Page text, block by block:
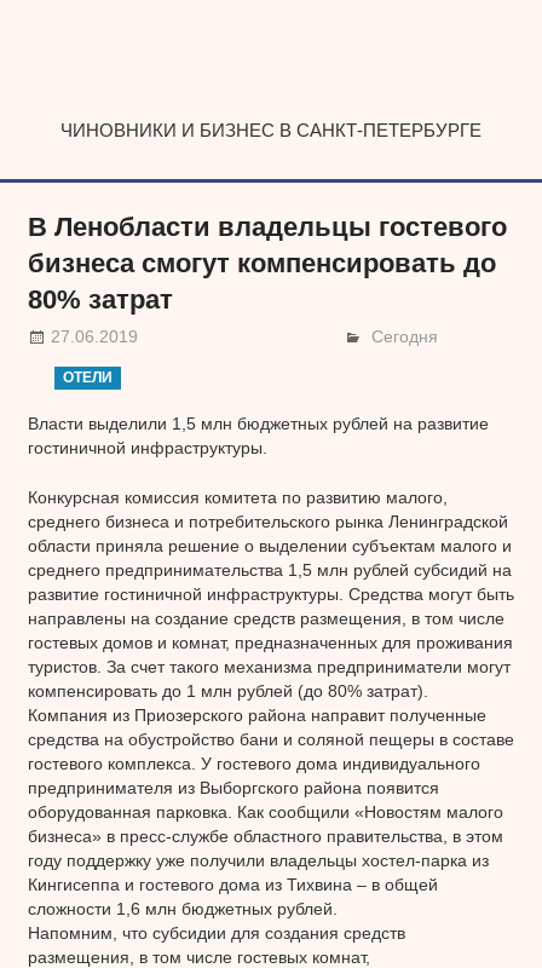
ЧИНОВНИКИ И БИЗНЕС В САНКТ-ПЕТЕРБУРГЕ
В Ленобласти владельцы гостевого
бизнеса смогут компенсировать до
80% затрат
27.06.2019 Сегодня
ОТЕЛИ
Власти выделили 1,5 млн бюджетных рублей на развитие
гостиничной инфраструктуры.
Конкурсная комиссия комитета по развитию малого,
среднего бизнеса и потребительского рынка Ленинградской
области приняла решение о выделении субъектам малого и
среднего предпринимательства 1,5 млн рублей субсидий на
развитие гостиничной инфраструктуры. Средства могут быть
направлены на создание средств размещения, в том числе
гостевых домов и комнат, предназначенных для проживания
туристов. За счет такого механизма предприниматели могут
компенсировать до 1 млн рублей (до 80% затрат).
Компания из Приозерского района направит полученные
средства на обустройство бани и соляной пещеры в составе
гостевого комплекса. У гостевого дома индивидуального
предпринимателя из Выборгского района появится
оборудованная парковка. Как сообщили «Новостям малого
бизнеса» в пресс-службе областного правительства, в этом
году поддержку уже получили владельцы хостел-парка из
Кингисеппа и гостевого дома из Тихвина – в общей
сложности 1,6 млн бюджетных рублей.
Напомним, что субсидии для создания средств
размещения, в том числе гостевых комнат,